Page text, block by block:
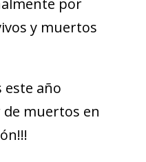
por
y muertos
este año
muertos en